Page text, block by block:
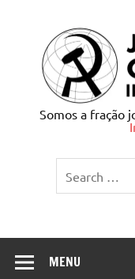
Somos a fração
MENU